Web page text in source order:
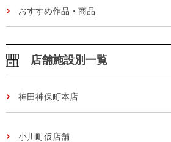
おすすめ作品・商品
店舗施設別一覧
神田神保町本店
小川町仮店舗